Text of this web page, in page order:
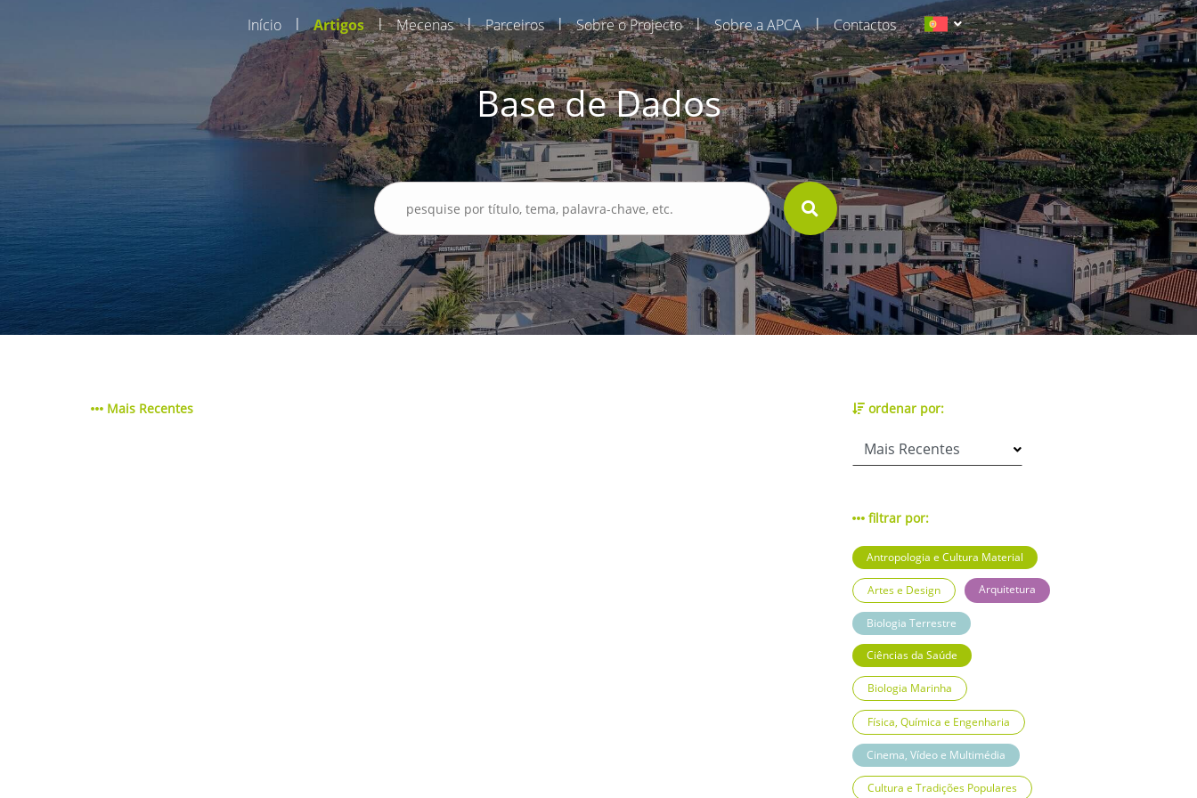
Início | Artigos | Mecenas | Parceiros | Sobre o Projecto | Sobre a APCA | Contactos
Base de Dados
Mais Recentes ordenar por:
filtrar por:
Antropologia e Cultura Material
Artes e Design Arquitetura
Biologia Terrestre
Ciências da Saúde
Biologia Marinha
Física, Química e Engenharia
Cinema, Vídeo e Multimédia
Cultura e Tradições Populares